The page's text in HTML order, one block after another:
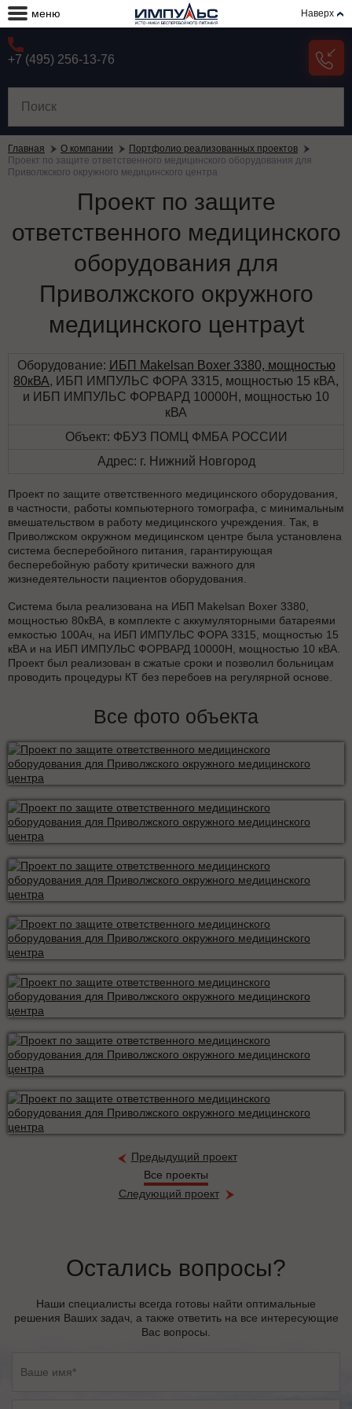
меню Наверх
+7 (495) 256-13-76
Главная О компании
Портфолио реализованных проектов
Проект по защите ответственного медицинского оборудования для
Приволжского окружного медицинского центра
Проект по защите
ответственного медицинского
оборудования для
Приволжского окружного
медицинского центраyt
Оборудование: ИБП Makelsan Boxer 3380, мощностью
80кВА, ИБП ИМПУЛЬС ФОРА 3315, мощностью 15 кВА,
и ИБП ИМПУЛЬС ФОРВАРД 10000Н, мощностью 10
кВА
Объект: ФБУЗ ПОМЦ ФМБА РОССИИ
Адрес: г. Нижний Новгород
Проект по защите ответственного медицинского оборудования,
в частности, работы компьютерного томографа, с минимальным
вмешательством в работу медицинского учреждения. Так, в
Приволжском окружном медицинском центре была установлена
система бесперебойного питания, гарантирующая
бесперебойную работу критически важного для
жизнедеятельности пациентов оборудования.
Система была реализована на ИБП Makelsan Boxer 3380,
мощностью 80кВА, в комплекте с аккумуляторными батареями
емкостью 100Ач, на ИБП ИМПУЛЬС ФОРА 3315, мощностью 15
кВА и на ИБП ИМПУЛЬС ФОРВАРД 10000Н, мощностью 10 кВА.
Проект был реализован в сжатые сроки и позволил больницам
проводить процедуры КТ без перебоев на регулярной основе.
Все фото объекта
Предыдущий проект
Все проекты
Следующий проект
Остались вопросы?
Наши специалисты всегда готовы найти оптимальные
решения Ваших задач, а также ответить на все интересующие
Вас вопросы.